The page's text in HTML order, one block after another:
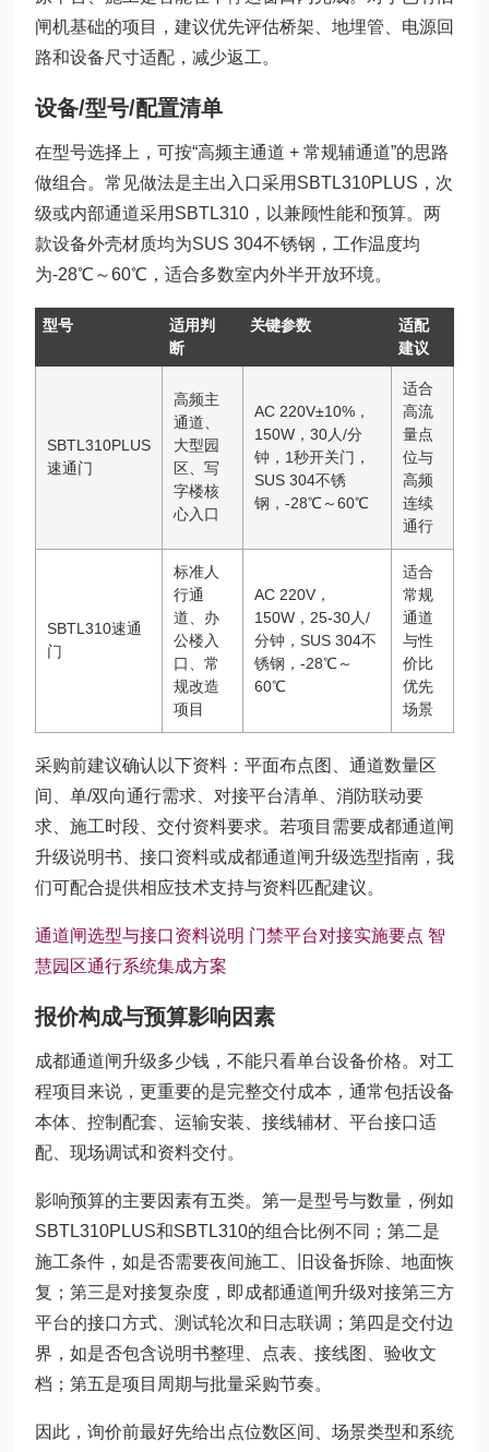
闸机基础的项目，建议优先评估桥架、地埋管、电源回
路和设备尺寸适配，减少返工。
设备/型号/配置清单
在型号选择上，可按“高频主通道 + 常规辅通道”的思路
做组合。常见做法是主出入口采用SBTL310PLUS，次
级或内部通道采用SBTL310，以兼顾性能和预算。两
款设备外壳材质均为SUS 304不锈钢，工作温度均
为-28℃～60℃，适合多数室内外半开放环境。
型号
适用判
断
关键参数
适配
建议
SBTL310PLUS
速通门
高频主
通道、
大型园
区、写
字楼核
心入口
AC 220V±10%，
150W，30人/分
钟，1秒开关门，
SUS 304不锈
钢，-28℃～60℃
适合
高流
量点
位与
高频
连续
通行
SBTL310速通
门
标准人
行通
道、办
公楼入
口、常
规改造
项目
AC 220V，
150W，25-30人/
分钟，SUS 304不
锈钢，-28℃～
60℃
适合
常规
通道
与性
价比
优先
场景
采购前建议确认以下资料：平面布点图、通道数量区
间、单/双向通行需求、对接平台清单、消防联动要
求、施工时段、交付资料要求。若项目需要成都通道闸
升级说明书、接口资料或成都通道闸升级选型指南，我
们可配合提供相应技术支持与资料匹配建议。
通道闸选型与接口资料说明 门禁平台对接实施要点 智
慧园区通行系统集成方案
报价构成与预算影响因素
成都通道闸升级多少钱，不能只看单台设备价格。对工
程项目来说，更重要的是完整交付成本，通常包括设备
本体、控制配套、运输安装、接线辅材、平台接口适
配、现场调试和资料交付。
影响预算的主要因素有五类。第一是型号与数量，例如
SBTL310PLUS和SBTL310的组合比例不同；第二是
施工条件，如是否需要夜间施工、旧设备拆除、地面恢
复；第三是对接复杂度，即成都通道闸升级对接第三方
平台的接口方式、测试轮次和日志联调；第四是交付边
界，如是否包含说明书整理、点表、接线图、验收文
档；第五是项目周期与批量采购节奏。
因此，询价前最好先给出点位数区间、场景类型和系统